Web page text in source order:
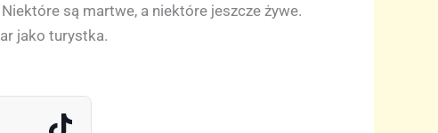
są martwe, a niektóre jeszcze żywe.
jako turystka.